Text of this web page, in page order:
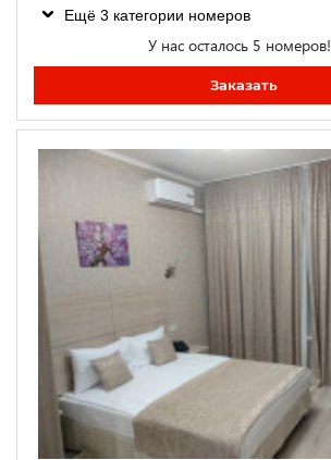
Ещё 3 категории номеров
У нас осталось 5 номеров!
Заказать